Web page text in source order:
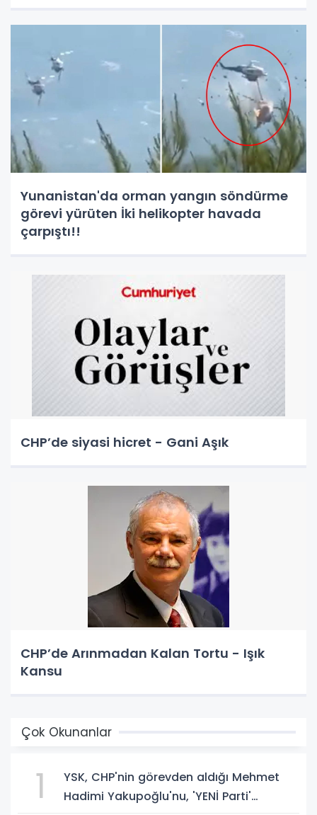
Yunanistan'da orman yangın söndürme
görevi yürüten İki helikopter havada
çarpıştı!!
CHP’de siyasi hicret - Gani Aşık
CHP’de Arınmadan Kalan Tortu - Işık
Kansu
Çok Okunanlar
1
YSK, CHP'nin görevden aldığı Mehmet
Hadimi Yakupoğlu'nu, 'YENİ Parti'